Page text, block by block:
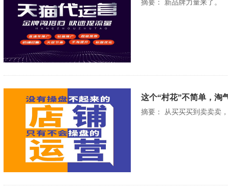
摘要： 新品牌力量来了。
这个“村花”不简单，淘
摘要： 从买买买到卖卖卖